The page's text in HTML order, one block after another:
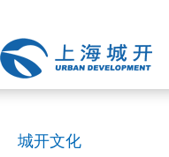
城开文化